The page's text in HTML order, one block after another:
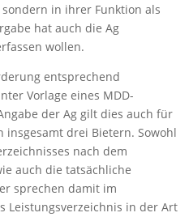
in ihrer Funktion als
hat auch die Ag
wollen.
entsprechend
Vorlage eines MDD-
der Ag gilt dies auch für
drei Bietern. Sowohl
nach dem
auch die tatsächliche
sprechen damit im
Leistungsverzeichnis in der Art